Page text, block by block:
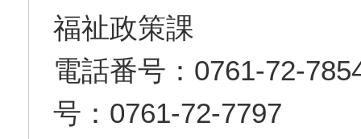
福祉政策課
電話番号：0761-72-
号：0761-72-7797